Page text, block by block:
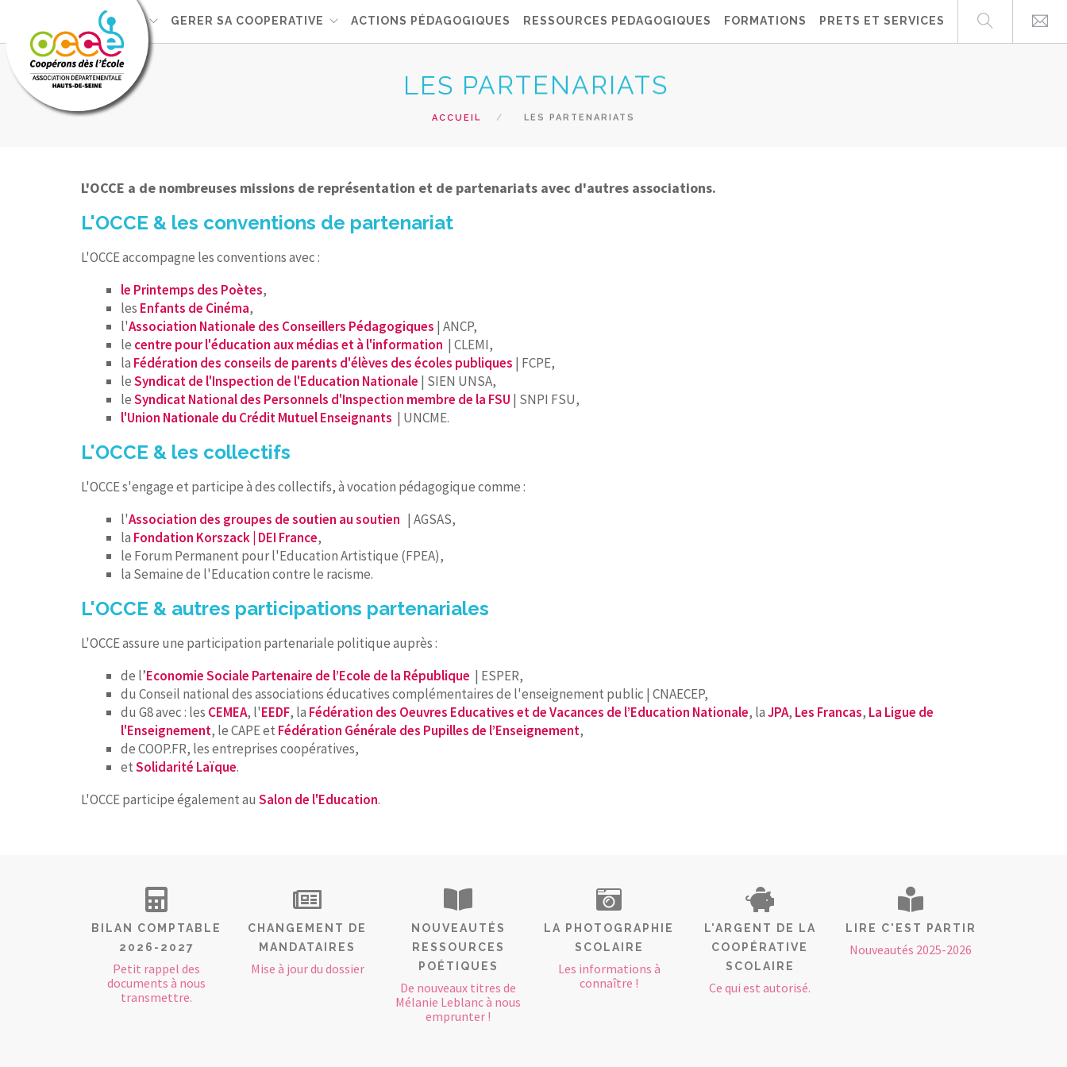
L'OCCE92 GERER SA COOPERATIVE ACTIONS PÉDAGOGIQUES RESSOURCES PEDAGOGIQUES FORMATIONS PRETS ET SERVICES
LES PARTENARIATS
ACCUEIL LES PARTENARIATS
L'OCCE a de nombreuses missions de représentation et de partenariats avec d'autres associations.
L'OCCE & les conventions de partenariat
L'OCCE accompagne les conventions avec :
le Printemps des Poètes,
les Enfants de Cinéma,
l'Association Nationale des Conseillers Pédagogiques | ANCP,
le centre pour l'éducation aux médias et à l'information | CLEMI,
la Fédération des conseils de parents d'élèves des écoles publiques | FCPE,
leSyndicat de l'Inspection de l'Education Nationale | SIEN UNSA,
leSyndicat National des Personnels d'Inspection membre de la FSU | SNPI FSU,
l'Union Nationale du Crédit Mutuel Enseignants | UNCME.
L'OCCE & les collectifs
L'OCCE s'engage et participe à des collectifs, à vocation pédagogique comme :
l'Association des groupes de soutien au soutien | AGSAS,
la Fondation Korszack | DEI France,
le Forum Permanent pour l'Education Artistique (FPEA),
la Semaine de l'Education contre le racisme.
L'OCCE & autres participations partenariales
L'OCCE assure une participation partenariale politique auprès :
de l’Economie Sociale Partenaire de l’Ecole de la République | ESPER,
du Conseil national des associations éducatives complémentaires de l'enseignement public | CNAECEP,
du G8 avec : les CEMEA, l'EEDF, la Fédération des Oeuvres Educatives et de Vacances de l’Education Nationale, laJPA, Les Francas, La Ligue de
l'Enseignement, le CAPE et Fédération Générale des Pupilles de l’Enseignement,
de COOP.FR, les entreprises coopératives,
etSolidarité Laïque.
L'OCCE participe également au Salon de l'Education.
BILAN COMPTABLE
2026-2027
Petit rappel des
documents à nous
transmettre.
CHANGEMENT DE
MANDATAIRES
Mise à jour du dossier
NOUVEAUTÉS
RESSOURCES
POÉTIQUES
De nouveaux titres de
Mélanie Leblanc à nous
emprunter !
LA PHOTOGRAPHIE
SCOLAIRE
Les informations à
connaître !
L'ARGENT DE LA
COOPÉRATIVE
SCOLAIRE
Ce qui est autorisé.
LIRE C'EST PARTIR
Nouveautés 2025-2026